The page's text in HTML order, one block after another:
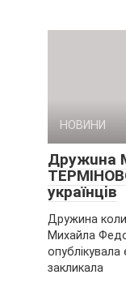
НОВИНИ
Дpyжuнa
yкpaїнцiв
Дружина
Михайла
закликала